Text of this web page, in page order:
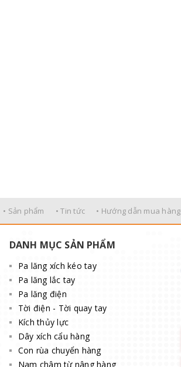
• Sản phẩm • Tin tức • Hướng dẫn mua hàng
DANH MỤC SẢN PHẨM
Pa lăng xích kéo tay
Pa lăng lắc tay
Pa lăng điện
Tời điện - Tời quay tay
Kích thủy lực
Dây xích cẩu hàng
Con rùa chuyển hàng
Nam châm từ nâng hàng